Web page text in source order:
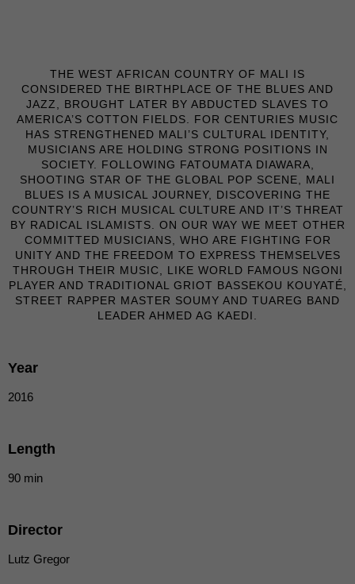
THE WEST AFRICAN COUNTRY OF MALI IS
CONSIDERED THE BIRTHPLACE OF THE BLUES AND
JAZZ, BROUGHT LATER BY ABDUCTED SLAVES TO
AMERICA’S COTTON FIELDS. FOR CENTURIES MUSIC
HAS STRENGTHENED MALI’S CULTURAL IDENTITY,
MUSICIANS ARE HOLDING STRONG POSITIONS IN
SOCIETY. FOLLOWING FATOUMATA DIAWARA,
SHOOTING STAR OF THE GLOBAL POP SCENE, MALI
BLUES IS A MUSICAL JOURNEY, DISCOVERING THE
COUNTRY’S RICH MUSICAL CULTURE AND IT’S THREAT
BY RADICAL ISLAMISTS. ON OUR WAY WE MEET OTHER
COMMITTED MUSICIANS, WHO ARE FIGHTING FOR
UNITY AND THE FREEDOM TO EXPRESS THEMSELVES
THROUGH THEIR MUSIC, LIKE WORLD FAMOUS NGONI
PLAYER AND TRADITIONAL GRIOT BASSEKOU KOUYATÉ,
STREET RAPPER MASTER SOUMY AND TUAREG BAND
LEADER AHMED AG KAEDI.
Year
2016
Length
90 min
Director
Lutz Gregor
Alle akzeptieren Speichern
Nur essenzielle Cookies akzeptieren
Zurück
Datenschutzeinstellungen
Essenziell (1)
Essenzielle Cookies ermöglichen grundlegende Funktionen und sind für
die einwandfreie Funktion der Website erforderlich.
Externe Medien (7)
Inhalte von Videoplattformen und Social-Media-Plattformen werden
mehr.